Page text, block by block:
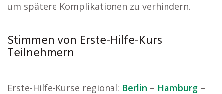
um spätere Komplikationen zu verhindern.
Stimmen von Erste-Hilfe-Kurs
Teilnehmern
Erste-Hilfe-Kurse regional: Berlin – Hamburg –